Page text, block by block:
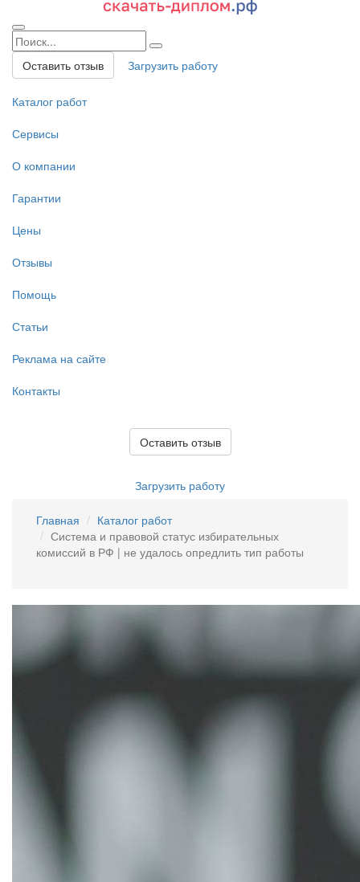
Оставить отзыв Загрузить работу
Каталог работ
Сервисы
О компании
Гарантии
Цены
Отзывы
Помощь
Статьи
Реклама на сайте
Контакты
Оставить отзыв
Загрузить работу
Главная
Каталог работ
Система и правовой статус избирательных
комиссий в РФ | не удалось опредлить тип работы